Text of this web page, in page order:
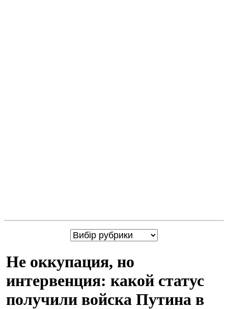
Не оккупация, но
интервенция: какой статус
получили войска Путина в